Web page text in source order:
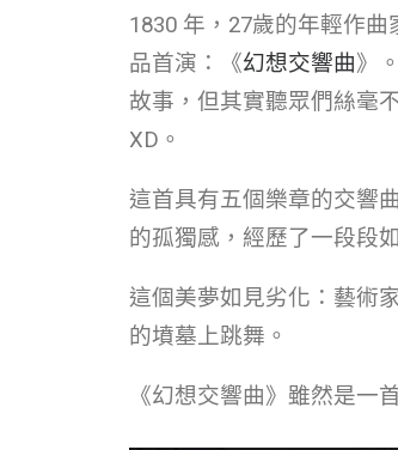
1830 年，27歲的年輕作曲
品首演：《幻想交響曲》
故事，但其實聽眾們絲毫
XD。
這首具有五個樂章的交響
的孤獨感，經歷了一段段
這個美夢如見劣化：藝術
的墳墓上跳舞。
《幻想交響曲》雖然是一